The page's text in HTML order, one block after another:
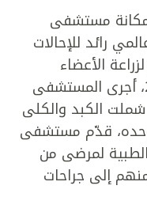
مستشفى
رائد للإحالات
الأعضاء
المتعددة في الإمارات عام 2017، أجرى المستشفى
شملت الكبد والكلى
والرئة. وفي عام 2024 وحده، قدّم مستشفى
لمرضى من
منهم إلى جراحات